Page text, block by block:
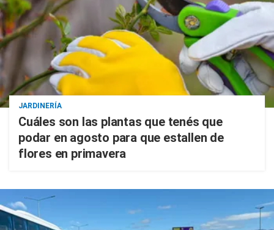
JARDINERÍA
Cuáles son las plantas que tenés que
podar en agosto para que estallen de
flores en primavera